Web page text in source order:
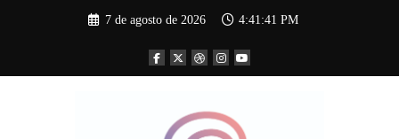
7 de agosto de 2026 4:41:41 PM